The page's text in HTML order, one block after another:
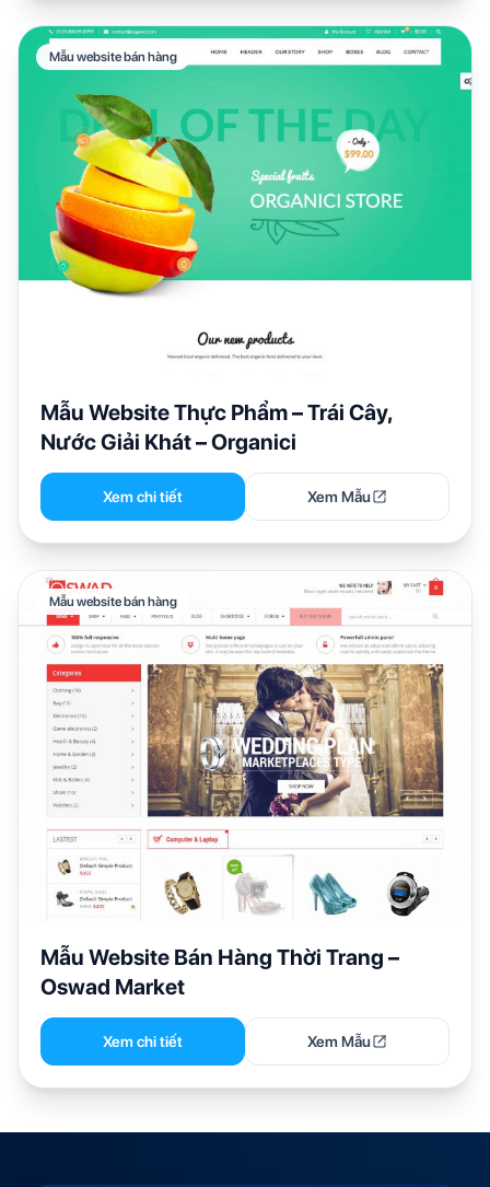
Mẫu website bán hàng
Mẫu Website Thực Phẩm – Trái Cây,
Nước Giải Khát – Organici
Xem chi tiết Xem Mẫu
Mẫu website bán hàng
Mẫu Website Bán Hàng Thời Trang –
Oswad Market
Xem chi tiết Xem Mẫu